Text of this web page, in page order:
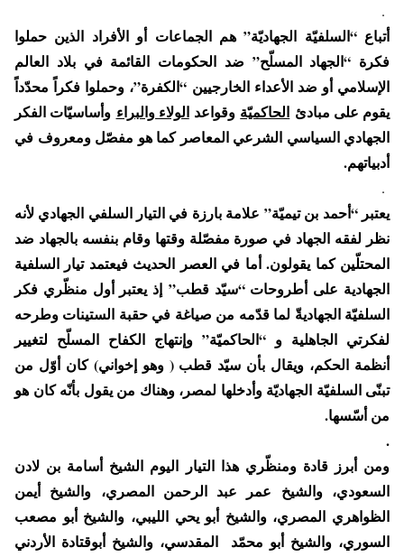
.
أتباع “السلفيّة الجهاديّة” هم الجماعات أو الأفراد الذين حملوا
فكرة “الجهاد المسلّح” ضد الحكومات القائمة في بلاد العالم
الإسلامي أو ضد الأعداء الخارجيين “الكفرة”، وحملوا فكراً محدّداً
يقوم على مبادئ الحاكميّة وقواعدالولاء والبراء وأساسيّات الفكر
الجهادي السياسي الشرعي المعاصر كما هو مفصّل ومعروف في
أدبياتهم.
.
يعتبر “أحمد بن تيميّة” علامة بارزة في التيار السلفي الجهادي لأنه
نظر لفقه الجهاد في صورة مفصّلة وقتها وقام بنفسه بالجهاد ضد
المحتلّين كما يقولون. أما في العصر الحديث فيعتمد تيار السلفية
الجهادية على أطروحات “سيّد قطب” إذ يعتبر أول منظّري فكر
السلفيّة الجهاديةّ لما قدّمه من صياغة في حقبة الستينات وطرحه
لفكرتي الجاهلية و “الحاكميّة” وإنتهاج الكفاح المسلّح لتغيير
أنظمة الحكم، ويقال بأن سيّد قطب ( وهو إخواني) كان أوّل من
تبنّى السلفيّة الجهاديّة وأدخلها لمصر، وهناك من يقول بأنّه كان هو
من أسّسها.
.
ومن أبرز قادة ومنظّري هذا التيار اليوم الشيخ أسامة بن لادن
السعودي، والشيخ عمر عبد الرحمن المصري، والشيخ أيمن
الظواهري المصري، والشيخ أبو يحي الليبي، والشيخ أبو مصعب
السوري، والشيخ أبو محمّد المقدسي، والشيخ أبوقتادة الأردني